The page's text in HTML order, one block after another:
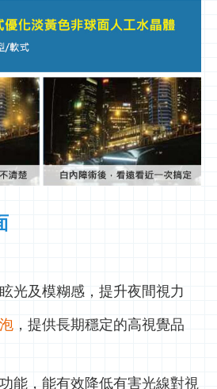
光及模糊感，提升夜間視力
，提供長期穩定的高視覺品
能，能有效降低有害光線對視